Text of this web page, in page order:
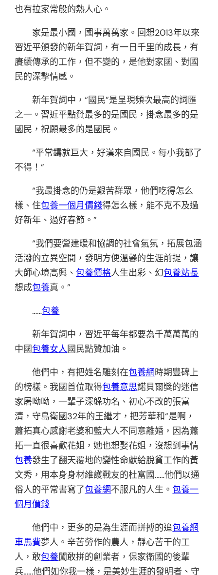
也有拉家常般的熱人心。
家是最小國，國事萬萬家。回想2013年以來
習近平頒發的新年賀詞，有一日千里的成長，有
賡續傳承的工作，但不變的，是他對家國、對國
民的深摯情感。
新年賀詞中，“國民”是呈現頻次最高的詞匯
之一。習近平點贊最多的是國民，掛念最多的是
國民，祝願最多的是國民。
“平常鑄就巨大，好漢來自國民。每小我都了
不得！”
“我最掛念的仍是艱苦群眾，他們吃得怎么
樣、住包養一個月價錢得怎么樣，能不克不及過
好新年、過好春節。”
“我們要營建暖和協調的社會氣氛，拓展包涵
活潑的立異空間，發明方便溫馨的生涯前提，讓
大師心境高興、包養價格人生出彩、幻包養站長
想成包養真。”
……包養
新年賀詞中，習近平每年都要為千萬萬萬的
中國包養女人國民點贊加油。
他們中，有把姓名雕刻在包養網時期豐碑上
的榜樣。我國首位取得包養意思諾貝爾獎的迷信
家屠呦呦，一輩子深躲功名、初心不改的張富
清，守島衛國32年的王繼才，把芳華和“是啊，
蕭拓真心感謝老婆和藍大人不同意離婚，因為蕭
拓一直很喜歡花姐，她也想娶花姐，沒想到事情
包養發生了翻天覆地的變性命獻給脫貧工作的黃
文秀，用本身身材維護戰友的杜富國……他們以通
俗人的平常書寫了包養網不服凡的人生。包養一
個月價錢
他們中，更多的是為生涯而拼搏的追包養網
車馬費夢人。辛苦勞作的農人，靜心苦干的工
人，敢包養闖敢拼的創業者，保家衛國的後輩
兵……他們如你我一樣，是美妙生涯的發明者、守